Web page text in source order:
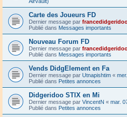
Carte des Joueurs FD
Dernier message par
Publié dans Messages importants
Nouveau Forum FD
Dernier message par
Publié dans Messages importants
Vends DidgElement en Fa
Dernier message par Utnapishtim «
Publié dans Petites annonces
Didgeridoo STIX en Mi
Dernier message par VincentN « mar.
Publié dans Petites annonces